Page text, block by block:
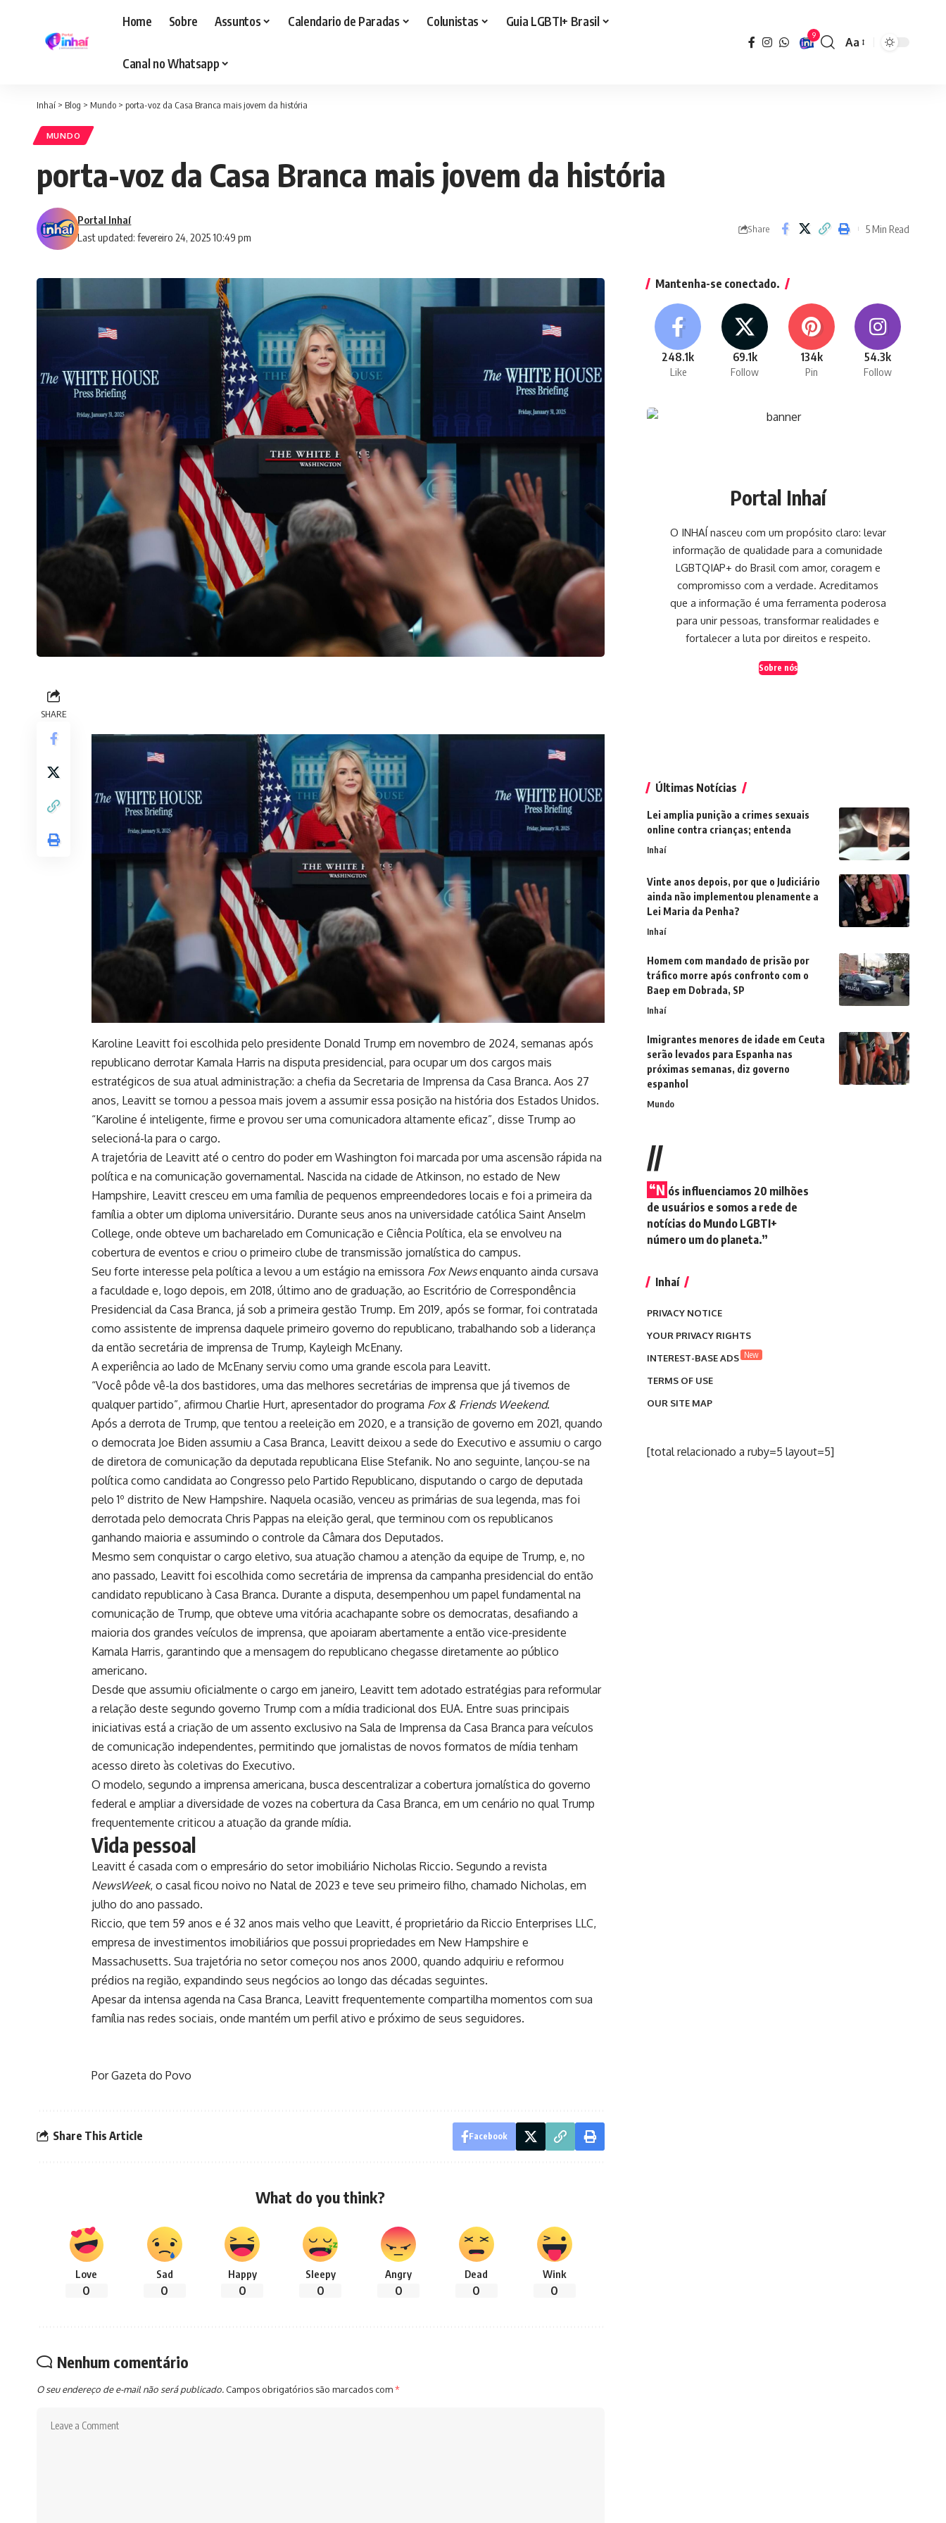
Home Sobre Assuntos Calendario de Paradas Colunistas Guia LGBTI+ Brasil
Canal no Whatsapp
9
Font
Aa
Inhaí > Blog > Mundo > porta-voz da Casa Branca mais jovem da história
MUNDO
porta-voz da Casa Branca mais jovem da história
Last updated: fevereiro 24, 2025 10:49 pm
Portal Inhaí
Share 5 Min Read
SHARE
Karoline Leavitt foi escolhida pelo presidente Donald Trump em novembro de 2024, semanas após
republicano derrotar Kamala Harris na disputa presidencial, para ocupar um dos cargos mais
estratégicos de sua atual administração: a chefia da Secretaria de Imprensa da Casa Branca. Aos 27
anos, Leavitt se tornou a pessoa mais jovem a assumir essa posição na história dos Estados Unidos.
“Karoline é inteligente, firme e provou ser uma comunicadora altamente eficaz”, disse Trump ao
selecioná-la para o cargo.
A trajetória de Leavitt até o centro do poder em Washington foi marcada por uma ascensão rápida na
política e na comunicação governamental. Nascida na cidade de Atkinson, no estado de New
Hampshire, Leavitt cresceu em uma família de pequenos empreendedores locais e foi a primeira da
família a obter um diploma universitário. Durante seus anos na universidade católica Saint Anselm
College, onde obteve um bacharelado em Comunicação e Ciência Política, ela se envolveu na
cobertura de eventos e criou o primeiro clube de transmissão jornalística do campus.
Seu forte interesse pela política a levou a um estágio na emissora Fox Newsenquanto ainda cursava
a faculdade e, logo depois, em 2018, último ano de graduação, ao Escritório de Correspondência
Presidencial da Casa Branca, já sob a primeira gestão Trump. Em 2019, após se formar, foi contratada
como assistente de imprensa daquele primeiro governo do republicano, trabalhando sob a liderança
da então secretária de imprensa de Trump, Kayleigh McEnany.
A experiência ao lado de McEnany serviu como uma grande escola para Leavitt.
“Você pôde vê-la dos bastidores, uma das melhores secretárias de imprensa que já tivemos de
qualquer partido”, afirmou Charlie Hurt, apresentador do programa Fox & Friends Weekend.
Após a derrota de Trump, que tentou a reeleição em 2020, e a transição de governo em 2021, quando
o democrata Joe Biden assumiu a Casa Branca, Leavitt deixou a sede do Executivo e assumiu o cargo
de diretora de comunicação da deputada republicana Elise Stefanik. No ano seguinte, lançou-se na
política como candidata ao Congresso pelo Partido Republicano, disputando o cargo de deputada
pelo 1º distrito de New Hampshire. Naquela ocasião, venceu as primárias de sua legenda, mas foi
derrotada pelo democrata Chris Pappas na eleição geral, que terminou com os republicanos
ganhando maioria e assumindo o controle da Câmara dos Deputados.
Mesmo sem conquistar o cargo eletivo, sua atuação chamou a atenção da equipe de Trump, e, no
ano passado, Leavitt foi escolhida como secretária de imprensa da campanha presidencial do então
candidato republicano à Casa Branca. Durante a disputa, desempenhou um papel fundamental na
comunicação de Trump, que obteve uma vitória acachapante sobre os democratas, desafiando a
maioria dos grandes veículos de imprensa, que apoiaram abertamente a então vice-presidente
Kamala Harris, garantindo que a mensagem do republicano chegasse diretamente ao público
americano.
Desde que assumiu oficialmente o cargo em janeiro, Leavitt tem adotado estratégias para reformular
a relação deste segundo governo Trump com a mídia tradicional dos EUA. Entre suas principais
iniciativas está a criação de um assento exclusivo na Sala de Imprensa da Casa Branca para veículos
de comunicação independentes, permitindo que jornalistas de novos formatos de mídia tenham
acesso direto às coletivas do Executivo.
O modelo, segundo a imprensa americana, busca descentralizar a cobertura jornalística do governo
federal e ampliar a diversidade de vozes na cobertura da Casa Branca, em um cenário no qual Trump
frequentemente criticou a atuação da grande mídia.
Vida pessoal
Leavitt é casada com o empresário do setor imobiliário Nicholas Riccio. Segundo a revista
NewsWeek, o casal ficou noivo no Natal de 2023 e teve seu primeiro filho, chamado Nicholas, em
julho do ano passado.
Riccio, que tem 59 anos e é 32 anos mais velho que Leavitt, é proprietário da Riccio Enterprises LLC,
empresa de investimentos imobiliários que possui propriedades em New Hampshire e
Massachusetts. Sua trajetória no setor começou nos anos 2000, quando adquiriu e reformou
prédios na região, expandindo seus negócios ao longo das décadas seguintes.
Apesar da intensa agenda na Casa Branca, Leavitt frequentemente compartilha momentos com sua
família nas redes sociais, onde mantém um perfil ativo e próximo de seus seguidores.
Por Gazeta do Povo
Share This Article Facebook
What do you think?
Love
0
Sad
0
Happy
0
Sleepy
0
Angry
0
Dead
0
Wink
0
Nenhum comentário
O seu endereço de e-mail não será publicado. Campos obrigatórios são marcados com*
Mantenha-se conectado.
248.1k
Like
69.1k
Follow
134k
Pin
54.3k
Follow
Portal Inhaí
O INHAÍ nasceu com um propósito claro: levar
informação de qualidade para a comunidade
LGBTQIAP+ do Brasil com amor, coragem e
compromisso com a verdade. Acreditamos
que a informação é uma ferramenta poderosa
para unir pessoas, transformar realidades e
fortalecer a luta por direitos e respeito.
Sobre nós
Últimas Notícias
Lei amplia punição a crimes sexuais
online contra crianças; entenda
Inhaí
Vinte anos depois, por que o Judiciário
ainda não implementou plenamente a
Lei Maria da Penha?
Inhaí
Homem com mandado de prisão por
tráfico morre após confronto com o
Baep em Dobrada, SP
Inhaí
Imigrantes menores de idade em Ceuta
serão levados para Espanha nas
próximas semanas, diz governo
espanhol
Mundo
//
“N ós influenciamos 20 milhões
de usuários e somos a rede de
notícias do Mundo LGBTI+
número um do planeta.”
Inhaí
PRIVACY NOTICE
YOUR PRIVACY RIGHTS
INTEREST-BASE ADS New
TERMS OF USE
OUR SITE MAP
[total relacionado a ruby=5 layout=5]